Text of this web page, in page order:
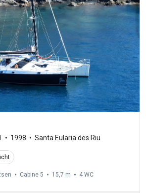
1998 Santa Eularia des Riu
Cabine 5 15,7 m 4 WC